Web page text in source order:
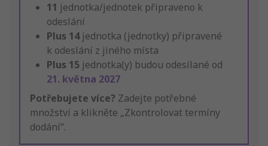
11 jednotka/jednotek připraveno k
odeslání
Plus 14 jednotka (jednotky) připravené
k odeslání z jiného místa
Plus 15 jednotka(y) budou odesílané od
21. května 2027
Potřebujete více? Zadejte potřebné
množství a klikněte „Zkontrolovat termíny
dodání“.